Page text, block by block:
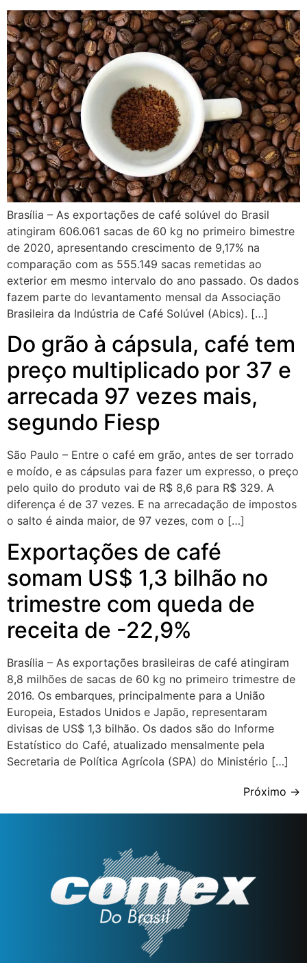
Brasília – As exportações de café solúvel do Brasil
atingiram 606.061 sacas de 60 kg no primeiro bimestre
de 2020, apresentando crescimento de 9,17% na
comparação com as 555.149 sacas remetidas ao
exterior em mesmo intervalo do ano passado. Os dados
fazem parte do levantamento mensal da Associação
Brasileira da Indústria de Café Solúvel (Abics). […]
Do grão à cápsula, café tem
preço multiplicado por 37 e
arrecada 97 vezes mais,
segundo Fiesp
São Paulo – Entre o café em grão, antes de ser torrado
e moído, e as cápsulas para fazer um expresso, o preço
pelo quilo do produto vai de R$ 8,6 para R$ 329. A
diferença é de 37 vezes. E na arrecadação de impostos
o salto é ainda maior, de 97 vezes, com o […]
Exportações de café
somam US$ 1,3 bilhão no
trimestre com queda de
receita de -22,9%
Brasília – As exportações brasileiras de café atingiram
8,8 milhões de sacas de 60 kg no primeiro trimestre de
2016. Os embarques, principalmente para a União
Europeia, Estados Unidos e Japão, representaram
divisas de US$ 1,3 bilhão. Os dados são do Informe
Estatístico do Café, atualizado mensalmente pela
Secretaria de Política Agrícola (SPA) do Ministério […]
Próximo →